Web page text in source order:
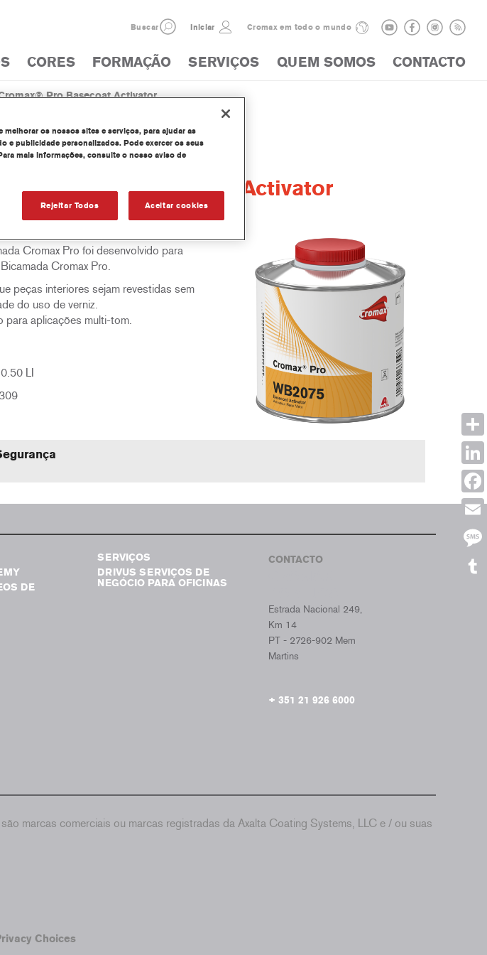
Buscar Iniciar Cromax em todo o mundo
CORES FORMAÇÃO SERVIÇOS QUEM SOMOS CONTACTO
Pro Basecoat Activator
Pro Basecoat Activator
Cromax Pro foi desenvolvido para
Cromax Pro.
peças interiores sejam revestidas sem
do uso de verniz.
para aplicações multi-tom.
LI
DE
SERVIÇOS
DRIVUS SERVIÇOS DE
NEGÓCIO PARA OFICINAS
CONTACTO
Estrada Nacional 249,
Km 14
PT - 2726-902 Mem
Martins
+ 351 21 926 6000
marcas comerciais ou marcas registradas da Axalta Coating Systems, LLC e / ou suas
Choices
melhorar os nossos sites e serviços, para ajudar as
e publicidade personalizados. Pode exercer os seus
mais informações, consulte o nosso aviso de
Rejeitar Todos Aceitar cookies